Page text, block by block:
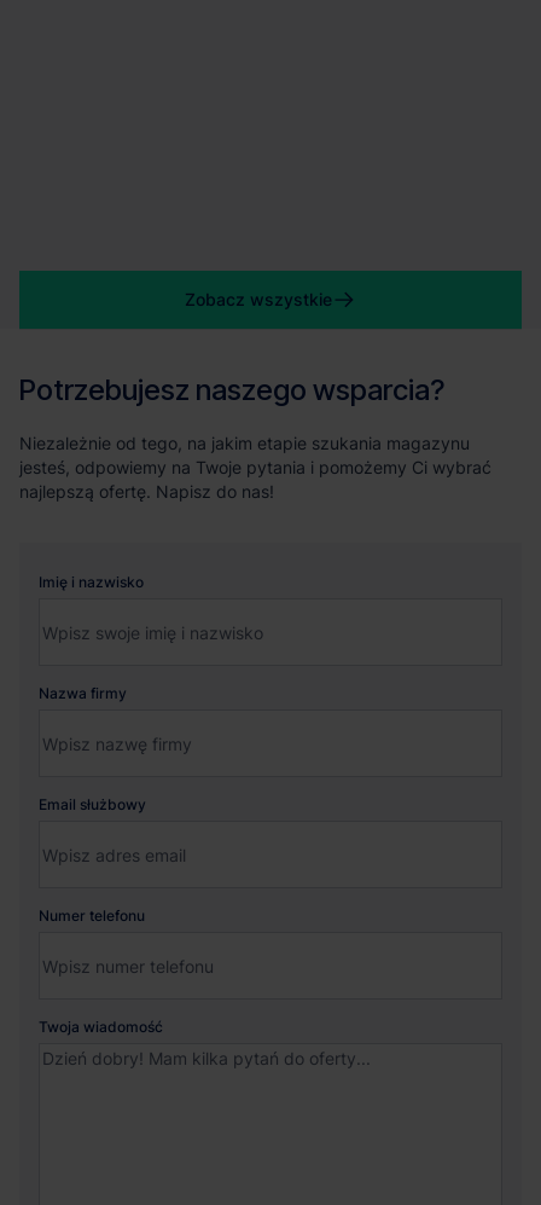
Zobacz wszystkie
Potrzebujesz naszego wsparcia?
Niezależnie od tego, na jakim etapie szukania magazynu
jesteś, odpowiemy na Twoje pytania i pomożemy Ci wybrać
najlepszą ofertę. Napisz do nas!
Imię i nazwisko
Nazwa firmy
Email służbowy
Numer telefonu
Twoja wiadomość